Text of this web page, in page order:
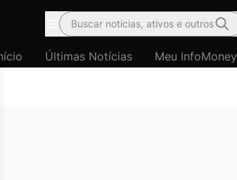
Menu
Buscar notícias, ativos e outros
Últimas Notícias Meu InfoMoney